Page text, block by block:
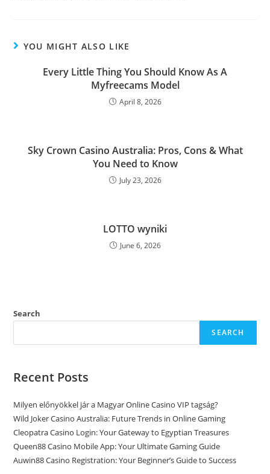
YOU MIGHT ALSO LIKE
Every Little Thing You Should Know As A
Myfreecams Model
April 8, 2026
Sky Crown Casino Australia: Pros, Cons & What
You Need to Know
July 23, 2026
LOTTO wyniki
June 6, 2026
Search
SEARCH
Recent Posts
Milyen előnyökkel jár a Magyar Online Casino VIP tagság?
Wild Joker Casino Australia: Future Trends in Online Gaming
Cleopatra Casino Login: Your Gateway to Egyptian Treasures
Queen88 Casino Mobile App: Your Ultimate Gaming Guide
Auwin88 Casino Registration: Your Beginner’s Guide to Success